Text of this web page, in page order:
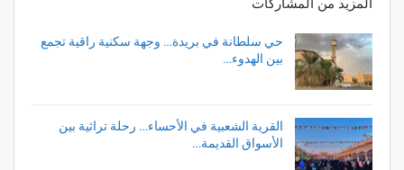
المزيد من المشاركات
حي سلطانة في بريدة… وجهة سكنية راقية تجمع
بين الهدوء…
القرية الشعبية في الأحساء… رحلة تراثية بين
الأسواق القديمة…